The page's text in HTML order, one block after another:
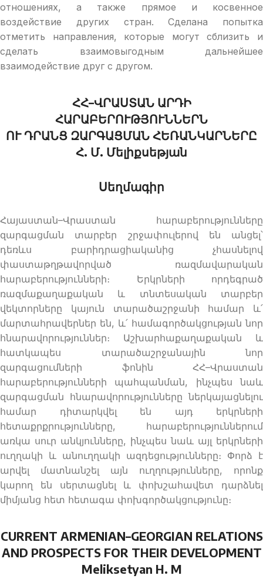
отношениях, а также прямое и косвенное
воздействие других стран. Сделана попытка
отметить направления, которые могут сблизить и
сделать взаимовыгодным дальнейшее
взаимодействие друг с другом.
ՀՀ–ՎՐԱՍՏԱՆ ԱՐԴԻ
ՀԱՐԱԲԵՐՈՒԹՅՈՒՆՆԵՐՆ
ՈՒ ԴՐԱՆՑ ԶԱՐԳԱՑՄԱՆ ՀԵՌԱՆԿԱՐՆԵՐԸ
Հ. Մ. Մելիքսեթյան
Սեղմագիր
Հայաստան–Վրաստան հարաբերությունները
զարգացման տարբեր շրջափուլերով են անցել՝
դեռևս բարիդրացիականից չհասնելով
փաստաթղթավորված ռազմավարական
հարաբերությունների։ Երկրների որդեգրած
ռազմաքաղաքական և տնտեսական տարբեր
վեկտորները կայուն տարածաշրջանի համար և՛
մարտահրավերներ են, և՛ համագործակցության նոր
հնարավորություններ։ Աշխարհաքաղաքական և
հատկապես տարածաշրջանային նոր
զարգացումների ֆոնին ՀՀ–Վրաստան
հարաբերությունների պահպանման, ինչպես նաև
զարգացման հնարավորությունները ներկայացնելու
համար դիտարկվել են այդ երկրների
հետաքրքրությունները, հարաբերություններում
առկա սուր անկյունները, ինչպես նաև այլ երկրների
ուղղակի և անուղղակի ազդեցությունները։ Փորձ է
արվել մատնանշել այն ուղղությունները, որոնք
կարող են սերտացնել և փոխշահավետ դարձնել
միմյանց հետ հետագա փոխգործակցությունը։
CURRENT ARMENIAN–GEORGIAN RELATIONS
AND PROSPECTS FOR THEIR DEVELOPMENT
Meliksetyan H. M